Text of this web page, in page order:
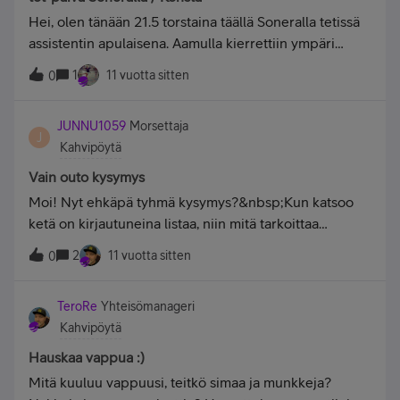
Hei, olen tänään 21.5 torstaina täällä Soneralla tetissä
assistentin apulaisena. Aamulla kierrettiin ympäri
Soneran taloa ja tutustuttiin erilaisiin ammatteihin.
Kävimme Some-tiimin kokouksessa kuuntelemassa ja
sekä eri työtehtäviin tutustumista. Sain tutkia erilaisia
puhelimia ja kysellä ammateista lisää kysymyksiä.
Ruokana oli kalaleikkeitä, siskonmakkarakeittoa ja
tutustuin esimiehen työhön tarkemmin ja haastattelin
samalla esimiestä. Työntekijät ovat mukavia ja
ystävällisiä. Päivä nyt ollut mukava☺. -konsta
0 1 11 vuotta sitten
J
JUNNU1059 Morsettaja
Kahvipöytä
Vain outo kysymys
Moi! Nyt ehkäpä tyhmä kysymys?&nbsp;Kun katsoo
ketä on kirjautuneina listaa, niin mitä tarkoittaa
oikean&nbsp;puoleisessa sarakkeessa oleva
sana"käyttämättömänä"? Itseni kohdalla se on aina
mielenkiinnosta kyselen.
0 2 11 vuotta sitten
TeroRe Yhteisömanageri
Kahvipöytä
Hauskaa vappua :)
Mitä kuuluu vappuusi, teitkö simaa ja munkkeja?